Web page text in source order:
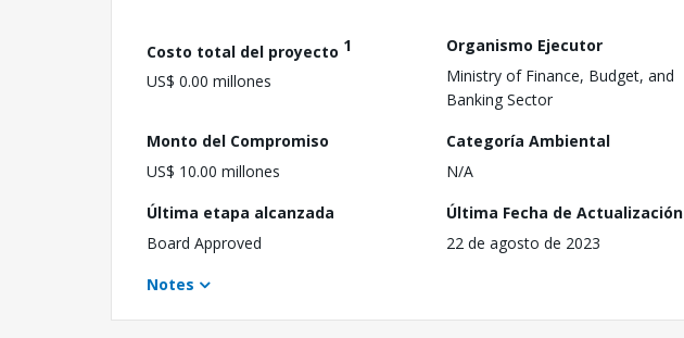
Costo total del proyecto 1
US$ 0.00 millones
Organismo Ejecutor
Ministry of Finance, Budget, and
Banking Sector
Monto del Compromiso
US$ 10.00 millones
Categoría Ambiental
N/A
Última etapa alcanzada
Board Approved
Última Fecha de Actualización
22 de agosto de 2023
Notes